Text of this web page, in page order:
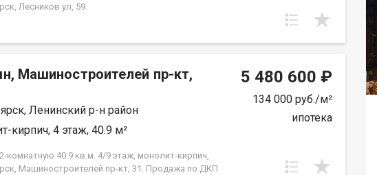
Лесников ул, 59.
Машиностроителей пр-кт,
Ленинский р-н район
кирпич, 4 этаж, 40.9 м²
комнатную 40.9 кв.м. 4/9 этаж, монолит-кирпич,
Машиностроителей пр-кт, 31. Продажа по ДКП
5 480 600 ₽
134 000 руб./м²
ипотека